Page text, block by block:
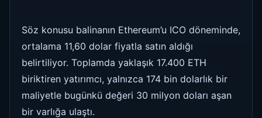
Söz konusu balinanın Ethereum’u ICO döneminde,
ortalama 11,60 dolar fiyatla satın aldığı
belirtiliyor. Toplamda yaklaşık 17.400 ETH
biriktiren yatırımcı, yalnızca 174 bin dolarlık bir
maliyetle bugünkü değeri 30 milyon doları aşan
bir varlığa ulaştı.